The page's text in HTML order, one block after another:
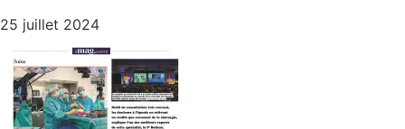
25 juillet 2024